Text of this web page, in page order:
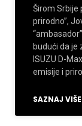
Širom Srbije
prirodno”,
budući da je
ISUZU D-
emisije i
SAZNAJ